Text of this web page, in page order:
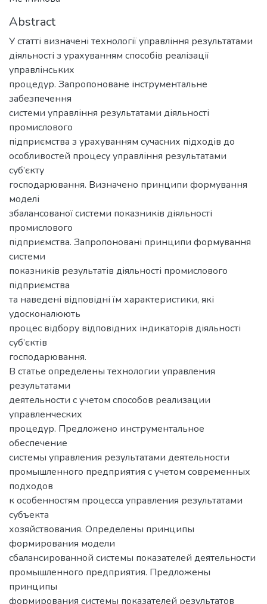
Abstract
У статті визначені технології управління результатами
діяльності з урахуванням способів реалізації
управлінських
процедур. Запропоноване інструментальне
забезпечення
системи управління результатами діяльності
промислового
підприємства з урахуванням сучасних підходів до
особливостей процесу управління результатами
суб’єкту
господарювання. Визначено принципи формування
моделі
збалансованої системи показників діяльності
промислового
підприємства. Запропоновані принципи формування
системи
показників результатів діяльності промислового
підприємства
та наведені відповідні їм характеристики, які
удосконалюють
процес відбору відповідних індикаторів діяльності
суб’єктів
господарювання.
В статье определены технологии управления
результатами
деятельности с учетом способов реализации
управленческих
процедур. Предложено инструментальное
обеспечение
системы управления результатами деятельности
промышленного предприятия с учетом современных
подходов
к особенностям процесса управления результатами
субъекта
хозяйствования. Определены принципы
формирования модели
сбалансированной системы показателей деятельности
промышленного предприятия. Предложены
принципы
формирования системы показателей результатов